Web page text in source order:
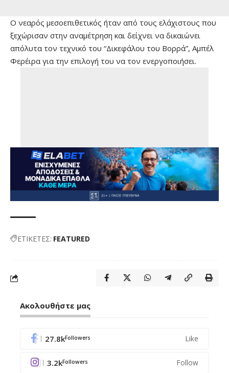
Ο νεαρός μεσοεπιθετικός ήταν από τους ελάχιστους που
ξεχώρισαν στην αναμέτρηση και δείχνει να δικαιώνει
απόλυτα τον τεχνικό του “Δικεφάλου του Βορρά”, Αμπέλ
Φερέιρα για την επιλογή του να τον ενεργοποιήσει.
ΕΤΙΚΕΤΕΣ: FEATURED
Ακολουθήστε μας
27.8kFollowers Like
3.2kFollowers Follow